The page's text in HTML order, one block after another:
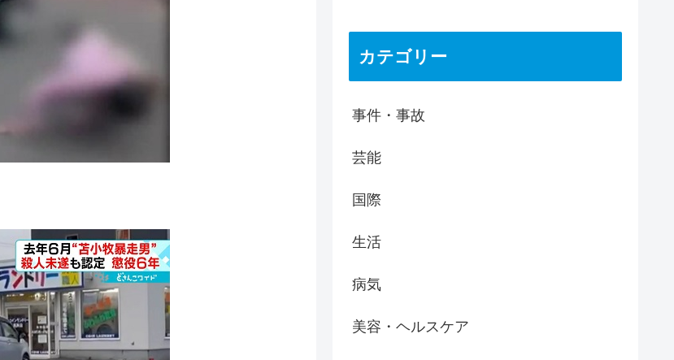
カテゴリー
事件・事故
芸能
国際
生活
病気
美容・ヘルスケア